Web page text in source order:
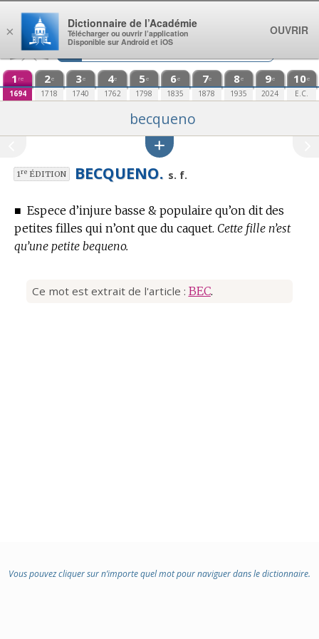
Aller au contenu
1 re
1694
2e
1718
3e
1740
4e
1762
5e
1798
6e
1835
7e
1878
8e
1935
9e
2024
10e
E.C.
becqueno
1reÉDITION BECQUENO. s. f.
■ Espece d’injure basse & populaire qu’on dit des
petites filles qui n’ont que du caquet. Cette fille n’est
qu’une petite bequeno.
Ce mot est extrait de l'article : BEC.
Vous pouvez cliquer sur n’importe quel mot pour naviguer dans le dictionnaire.
×
Dictionnaire de l’Académie
Télécharger ou ouvrir l’application
Disponible sur Android et iOS
OUVRIR